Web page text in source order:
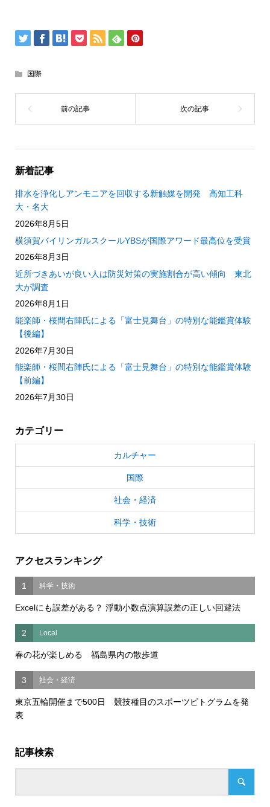
国際
新着記事
排水を浄化しアンモニアを回収する新触媒を開発 高知工科
大・名大
2026年8月5日
横須賀バイリンガルスクールYBSが国際アワード最高位を受賞
2026年8月3日
近所づきあいが良い人は防災対策の実施割合が高い傾向 東北
大が調査
2026年8月1日
能楽師・桜間右陣氏による「富士見舞台」の特別な能鑑賞体験
【後編】
2026年7月30日
能楽師・桜間右陣氏による「富士見舞台」の特別な能鑑賞体験
【前編】
2026年7月30日
カテゴリー
カルチャー
国際
社会・経済
科学・技術
アクセスランキング
1 科学・技術
Excelにも誤差がある？ 浮動小数点演算誤差の正しい回避法
2 Local
春の花が楽しめる 福島県内の散歩道
3 社会・経済
東京五輪開催まで500日 競技種目のスポーツピトグラムを発
表
記事検索